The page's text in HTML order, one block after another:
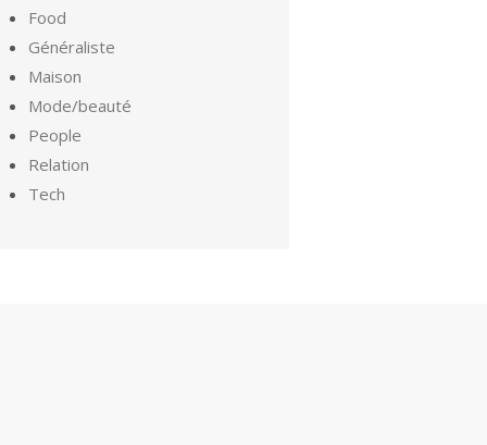
Food
Généraliste
Maison
Mode/beauté
People
Relation
Tech